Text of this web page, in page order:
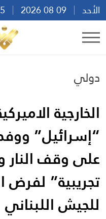
الأحد
دولي
الخارجية
“إسرائيل”
على وقف النار
تجريبية” لفرض
للجيش اللبناني